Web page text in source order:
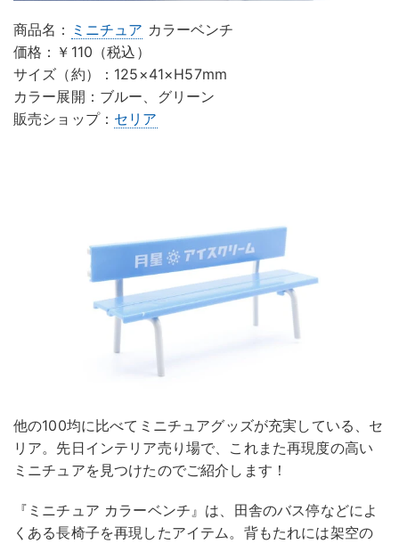
商品名： ミニチュア カラーベンチ
価格：￥110（税込）
サイズ（約）：125×41×H57mm
カラー展開：ブルー、グリーン
販売ショップ： セリア
他の100均に比べてミニチュアグッズが充実している、セ
リア。先日インテリア売り場で、これまた再現度の高い
ミニチュアを見つけたのでご紹介します！
『ミニチュア カラーベンチ』は、田舎のバス停などによ
くある長椅子を再現したアイテム。背もたれには架空の